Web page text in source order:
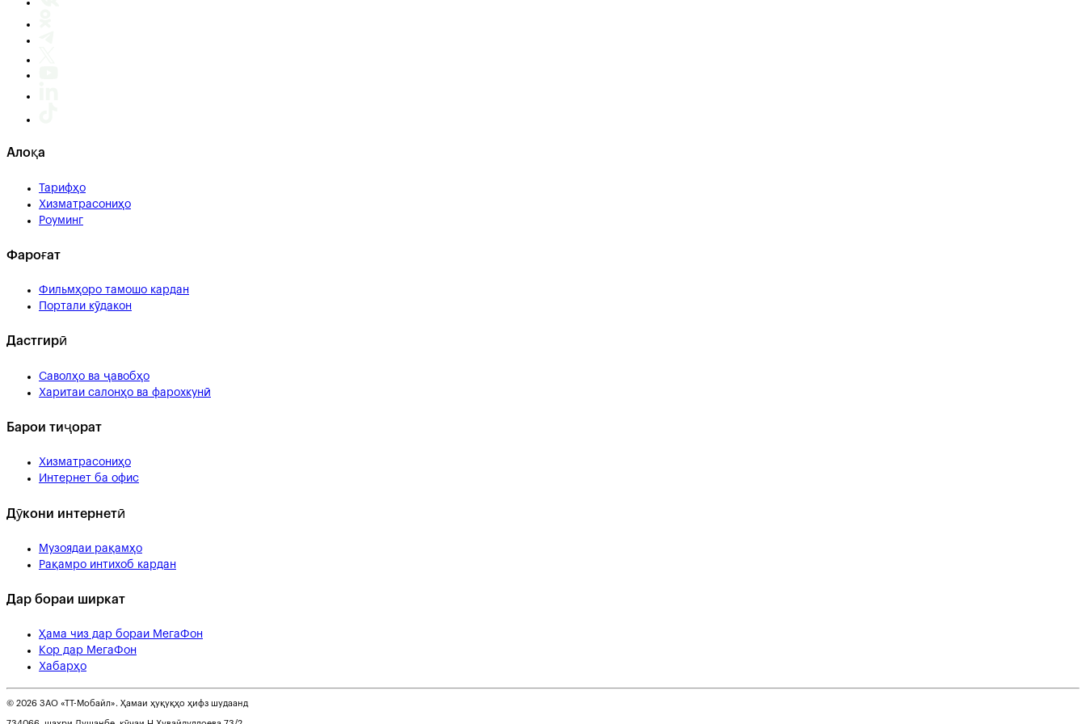
Алоқа
Тарифҳо
Хизматрасониҳо
Роуминг
Фароғат
Фильмҳоро тамошо кардан
Портали кӯдакон
Дастгирӣ
Саволҳо ва ҷавобҳо
Харитаи салонҳо ва фарохкунӣ
Барои тиҷорат
Хизматрасониҳо
Интернет ба офис
Дӯкони интернетӣ
Музоядаи рақамҳо
Рақамро интихоб кардан
Дар бораи ширкат
Ҳама чиз дар бораи МегаФон
Кор дар МегаФон
Хабарҳо
© 2026 ЗАО «ТТ-Мобайл». Ҳамаи ҳуқуқҳо ҳифз шудаанд